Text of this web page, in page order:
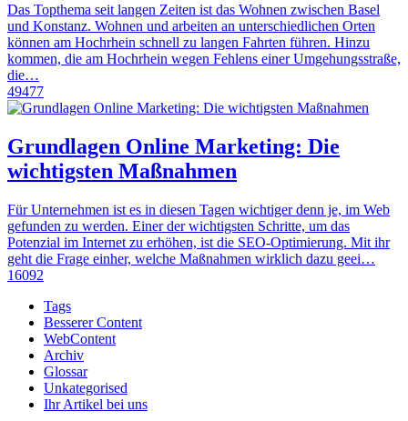
Das Topthema seit langen Zeiten ist das Wohnen zwischen Basel
und Konstanz. Wohnen und arbeiten an unterschiedlichen Orten
können am Hochrhein schnell zu langen Fahrten führen. Hinzu
kommen, die am Hochrhein wegen Fehlens einer Umgehungsstraße,
die…
49477
Grundlagen Online Marketing: Die
wichtigsten Maßnahmen
Für Unternehmen ist es in diesen Tagen wichtiger denn je, im Web
gefunden zu werden. Einer der wichtigsten Schritte, um das
Potenzial im Internet zu erhöhen, ist die SEO-Optimierung. Mit ihr
geht die Frage einher, welche Maßnahmen wirklich dazu geei…
16092
Tags
Besserer Content
WebContent
Archiv
Glossar
Unkategorised
Ihr Artikel bei uns